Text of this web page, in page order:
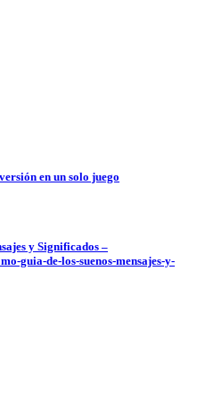
en un solo juego
y Significados –
guia-de-los-suenos-mensajes-y-